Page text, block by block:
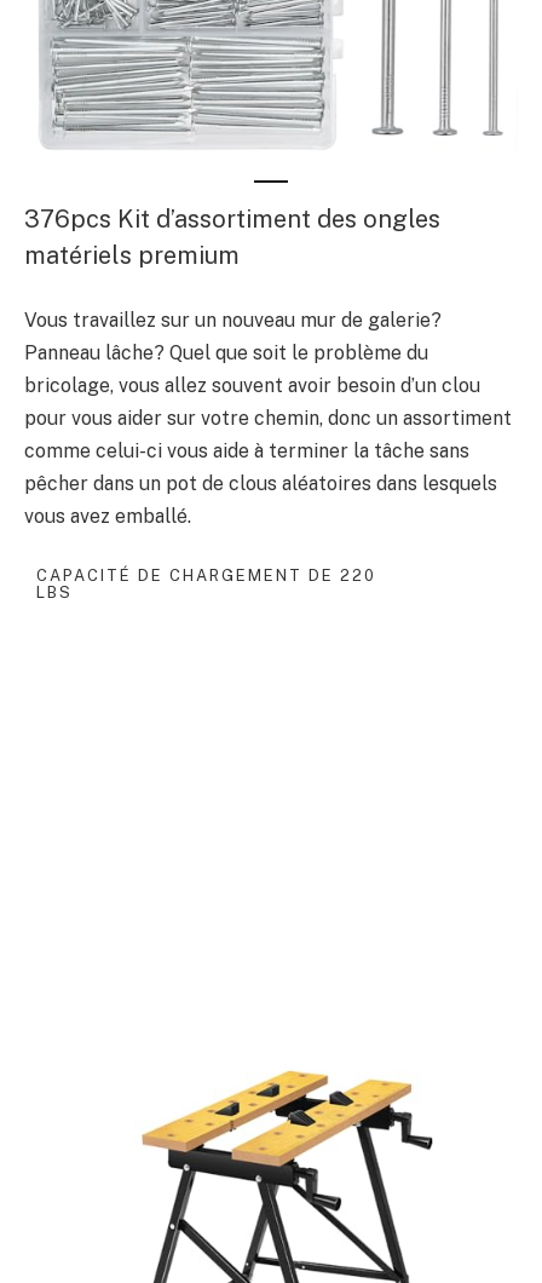
376pcs Kit d’assortiment des ongles
matériels premium
Vous travaillez sur un nouveau mur de galerie?
Panneau lâche? Quel que soit le problème du
bricolage, vous allez souvent avoir besoin d’un clou
pour vous aider sur votre chemin, donc un assortiment
comme celui-ci vous aide à terminer la tâche sans
pêcher dans un pot de clous aléatoires dans lesquels
vous avez emballé.
CAPACITÉ DE CHARGEMENT DE 220
LBS